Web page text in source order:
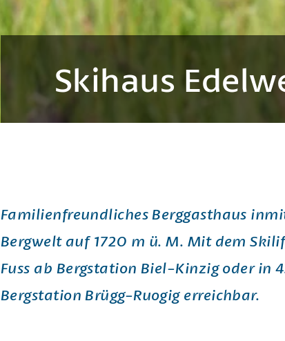
Skihaus
Familienfreundliches Berggasthaus
Bergwelt auf 1720 m ü. M. Mit dem
Fuss ab Bergstation Biel-Kinzig oder in
Bergstation Brügg-Ruogig erreichbar.